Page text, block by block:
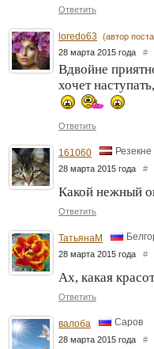
Ответить
loredo63 (автор
28 марта 2015 года #
Вдвойне
хочет
Ответить
161060 Резекне
28 марта 2015 года #
Какой нежный
Ответить
ТатьянаМ
28 марта 2015 года #
Ах, какая
Ответить
валоба Саров
28 марта 2015 года #